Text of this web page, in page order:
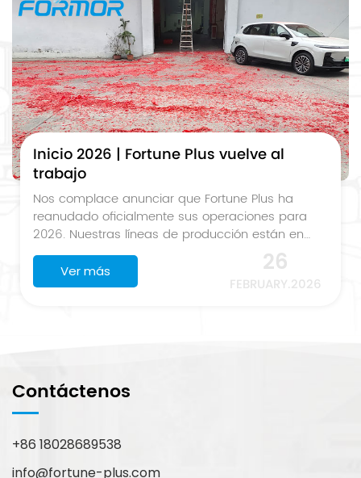
Inicio 2026 | Fortune Plus vuelve al
trabajo
Nos complace anunciar que Fortune Plus ha
reanudado oficialmente sus operaciones para
2026. Nuestras líneas de producción están en
pleno funcionamiento y nuestro equipo está listo
para apoyar sus nuevos proyectos y planes de
compra para el próximo año. Como fabricante
estable, precios competitivos y plazos de entrega
confiables a nuestros socios globales. Se
fabricación y montaje funcionan con normalidad
· La cadena de suministro y la preparación de
Ver más 26
FEBRUARY.2026
Contáctenos
+86 18028689538
info@fortune-plus.com